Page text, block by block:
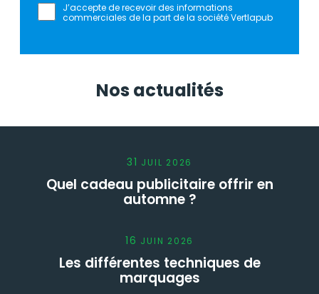
J’accepte de recevoir des informations
commerciales de la part de la société Vertlapub
Nos actualités
31 JUIL 2026
Quel cadeau publicitaire offrir en
automne ?
16 JUIN 2026
Les différentes techniques de
marquages